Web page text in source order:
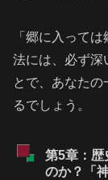
「郷に入って
法には、必ず深
とで、あなた
るでしょう。
第5章：歴
のか？「